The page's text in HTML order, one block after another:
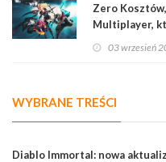
Zero
Multiplayer,
03 wrzesień
WYBRANE TREŚCI
Diablo Immortal: nowa